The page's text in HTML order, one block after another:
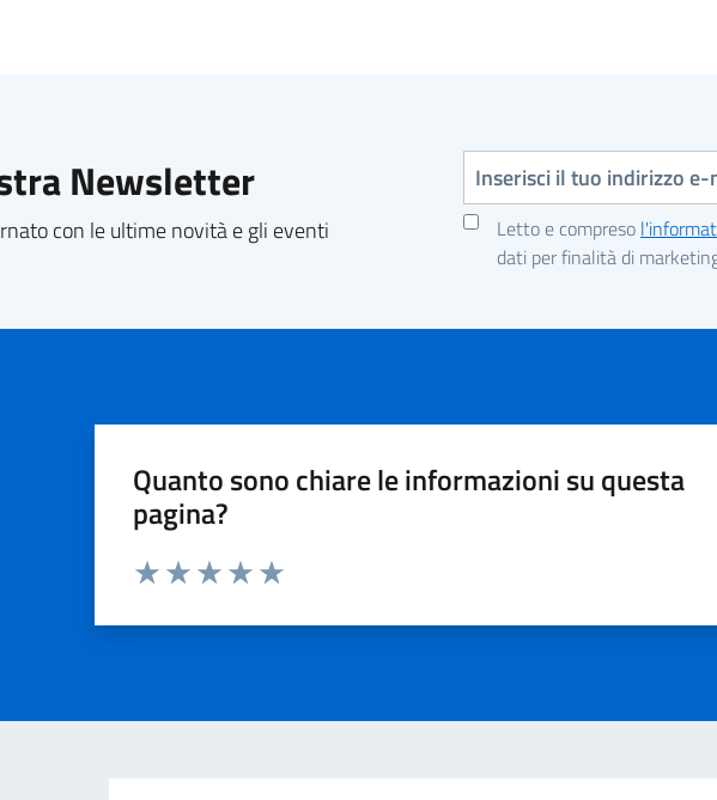
Newsletter
con le ultime novità e gli eventi
Indirizzo e-mail
Letto e compreso
dati per finalità di
Quanto sono chiare le informazioni su questa
pagina?